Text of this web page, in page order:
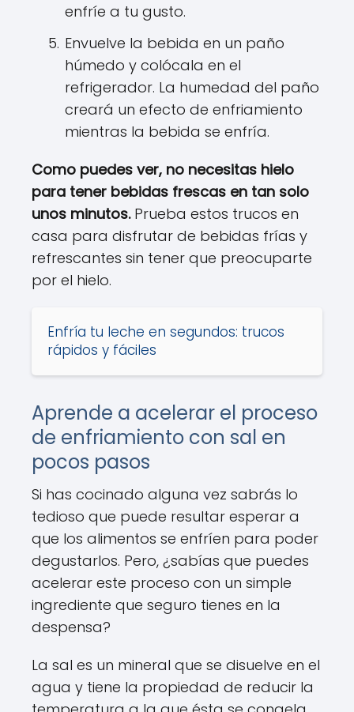
enfríe a tu gusto.
Envuelve la bebida en un paño
húmedo y colócala en el
refrigerador. La humedad del paño
creará un efecto de enfriamiento
mientras la bebida se enfría.
Como puedes ver, no necesitas hielo
para tener bebidas frescas en tan solo
unos minutos.Prueba estos trucos en
casa para disfrutar de bebidas frías y
refrescantes sin tener que preocuparte
por el hielo.
Enfría tu leche en segundos: trucos
rápidos y fáciles
Aprende a acelerar el proceso
de enfriamiento con sal en
pocos pasos
Si has cocinado alguna vez sabrás lo
tedioso que puede resultar esperar a
que los alimentos se enfríen para poder
degustarlos. Pero, ¿sabías que puedes
acelerar este proceso con un simple
ingrediente que seguro tienes en la
despensa?
La sal es un mineral que se disuelve en el
agua y tiene la propiedad de reducir la